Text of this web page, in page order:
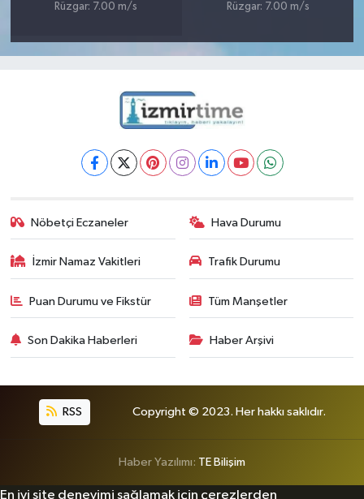
Rüzgar: 7.00 m/s
Rüzgar: 7.00 m/s
Nöbetçi Eczaneler Hava Durumu
İzmir Namaz Vakitleri Trafik Durumu
Puan Durumu ve Fikstür Tüm Manşetler
Son Dakika Haberleri Haber Arşivi
RSS Copyright © 2023. Her hakkı saklıdır.
Haber Yazılımı: TE Bilişim
En iyi site deneyimi sağlamak için çerezlerden